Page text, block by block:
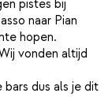
pistes bij
naar Pian
hopen.
vonden altijd
bars dus als je dit